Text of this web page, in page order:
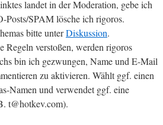
landet in der Moderation, gebe ich
Posts/SPAM lösche ich rigoros.
bitte unterDiskussion.
Regeln verstoßen, werden rigoros
bin ich gezwungen, Name und E-Mail
zu aktivieren. Wählt ggf. einen
Namen und verwendet ggf. eine
t@hotkev.com).